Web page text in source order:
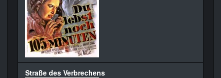
Straße des Verbrechens